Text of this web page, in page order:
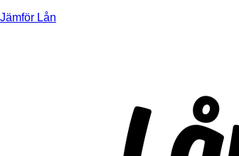
Jämför Lån